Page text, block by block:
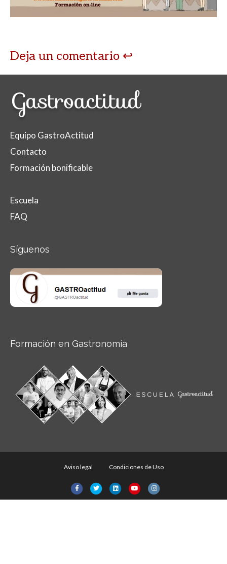
Deja un comentario
Equipo GastroActitud
Contacto
Formación bonificable
Escuela
FAQ
Síguenos
Formación en Gastronomía
Aviso legal Condiciones de Uso
FacebookTwitterLinkedinYoutubeInstagram